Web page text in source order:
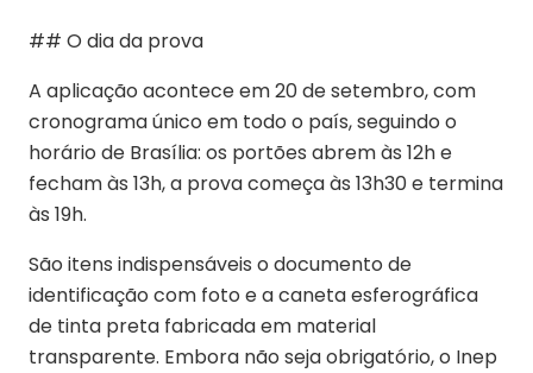
## O dia da prova
A aplicação acontece em 20 de setembro, com
cronograma único em todo o país, seguindo o
horário de Brasília: os portões abrem às 12h e
fecham às 13h, a prova começa às 13h30 e termina
às 19h.
São itens indispensáveis o documento de
identificação com foto e a caneta esferográfica
de tinta preta fabricada em material
transparente. Embora não seja obrigatório, o Inep